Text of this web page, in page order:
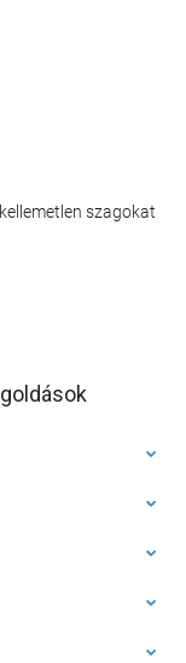
szagokat